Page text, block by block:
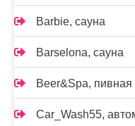
Barbie, сауна
Barselona, сауна
Beer&Spa, пивная
Car_Wash55,